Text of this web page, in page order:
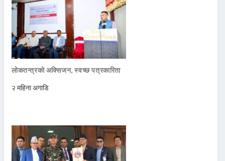
लोकतन्त्रको अक्सिजन, स्वच्छ पत्रकारिता
२ महिना अगाडि